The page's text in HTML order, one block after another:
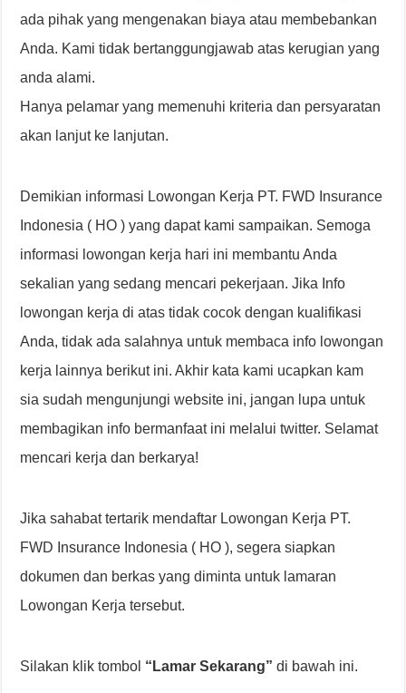
ada pihak yang mengenakan biaya atau membebankan
Anda. Kami tidak bertanggungjawab atas kerugian yang
anda alami.
Hanya pelamar yang memenuhi kriteria dan persyaratan
akan lanjut ke lanjutan.
Demikian informasi Lowongan Kerja PT. FWD Insurance
Indonesia ( HO ) yang dapat kami sampaikan. Semoga
informasi lowongan kerja hari ini membantu Anda
sekalian yang sedang mencari pekerjaan. Jika Info
lowongan kerja di atas tidak cocok dengan kualifikasi
Anda, tidak ada salahnya untuk membaca info lowongan
kerja lainnya berikut ini. Akhir kata kami ucapkan kam
sia sudah mengunjungi website ini, jangan lupa untuk
membagikan info bermanfaat ini melalui twitter. Selamat
mencari kerja dan berkarya!
Jika sahabat tertarik mendaftar Lowongan Kerja PT.
FWD Insurance Indonesia ( HO ), segera siapkan
dokumen dan berkas yang diminta untuk lamaran
Lowongan Kerja tersebut.
Silakan klik tombol “Lamar Sekarang” di bawah ini.